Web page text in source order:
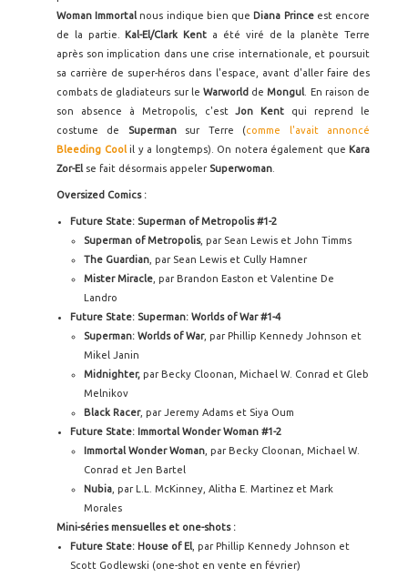
Woman Immortalnous indique bien que Diana Prince est encore
de la partie. Kal-El/Clark Kent a été viré de la planète Terre
après son implication dans une crise internationale, et poursuit
sa carrière de super-héros dans l'espace, avant d'aller faire des
combats de gladiateurs sur le Warworld deMongul . En raison de
son absence à Metropolis, c'estJon Kent qui reprend le
costume de Superman sur Terre (comme l'avait annoncé
Bleeding Cool il y a longtemps). On notera également que Kara
Zor-El se fait désormais appeler Superwoman
Oversized Comics :
Future State: Superman of Metropolis #1-2
Superman of Metropolis, par Sean Lewis et John Timms
The Guardian , par Sean Lewis et Cully Hamner
Mister Miracle , par Brandon Easton et Valentine De
Landro
Future State: Superman: Worlds of War #1-4
Superman: Worlds of War, par Phillip Kennedy Johnson et
Mikel Janin
Midnighter, par Becky Cloonan, Michael W. Conrad et Gleb
Melnikov
Black Racer, par Jeremy Adams et Siya Oum
Future State: Immortal Wonder Woman #1-2
Immortal Wonder Woman , par Becky Cloonan, Michael W.
Conrad et Jen Bartel
Nubia , par L.L. McKinney, Alitha E. Martinez et Mark
Morales
Mini-séries mensuelles et one-shots :
Future State: House of El , par Phillip Kennedy Johnson et
Scott Godlewski (one-shot en vente en février)